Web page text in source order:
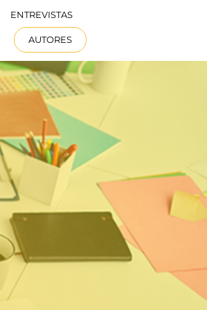
ENTREVISTAS
AUTORES